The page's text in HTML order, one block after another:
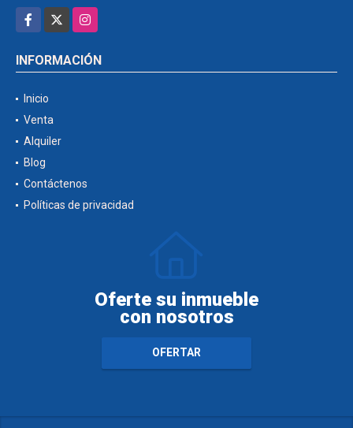
Facebook
Instagram
INFORMACIÓN
Inicio
Venta
Alquiler
Blog
Contáctenos
Políticas de privacidad
Oferte su inmueble
con nosotros
OFERTAR